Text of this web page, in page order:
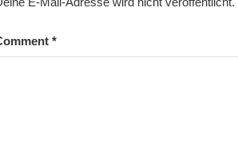
*